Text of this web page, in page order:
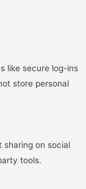
like secure log-ins
store personal
sharing on social
tools.